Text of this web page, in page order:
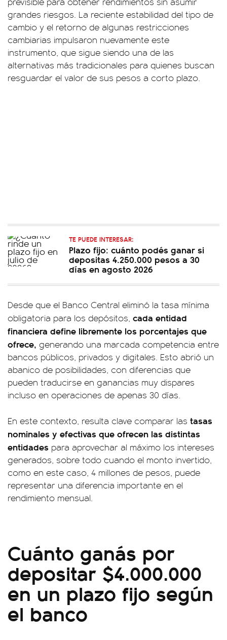
grandes riesgos. La reciente estabilidad del tipo de
cambio y el retorno de algunas restricciones
cambiarias impulsaron nuevamente este
instrumento, que sigue siendo una de las
alternativas más tradicionales para quienes buscan
resguardar el valor de sus pesos a corto plazo.
TE PUEDE INTERESAR:
Plazo fijo: cuánto podés ganar si
depositas 4.250.000 pesos a 30
días en agosto 2026
Desde que el Banco Central eliminó la tasa mínima
obligatoria para los depósitos, cada entidad
financiera define libremente los porcentajes que
ofrece, generando una marcada competencia entre
bancos públicos, privados y digitales. Esto abrió un
abanico de posibilidades, con diferencias que
pueden traducirse en ganancias muy dispares
incluso en operaciones de apenas 30 días.
En este contexto, resulta clave comparar las tasas
nominales y efectivas que ofrecen las distintas
entidades para aprovechar al máximo los intereses
generados, sobre todo cuando el monto invertido,
como en este caso, 4 millones de pesos, puede
representar una diferencia importante en el
rendimiento mensual.
Cuánto ganás por
depositar $4.000.000
en un plazo fijo según
el banco